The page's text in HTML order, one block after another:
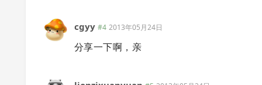
cgyy #4 2013年05月24日
分享一下啊，亲